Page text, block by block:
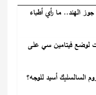
الهند.. ما رأي أطباء
لوضع فيتامين سي على
السالسليك أسيد للوجه؟